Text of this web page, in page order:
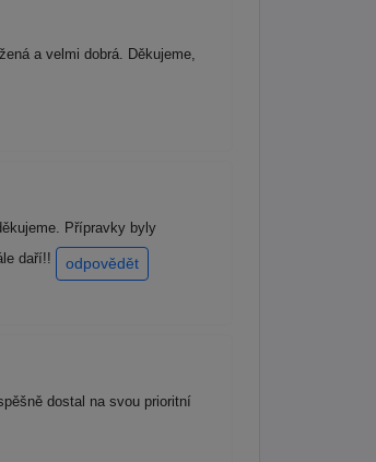
a velmi dobrá. Děkujeme,
Přípravky byly
daří!!
odpovědět
dostal na svou prioritní